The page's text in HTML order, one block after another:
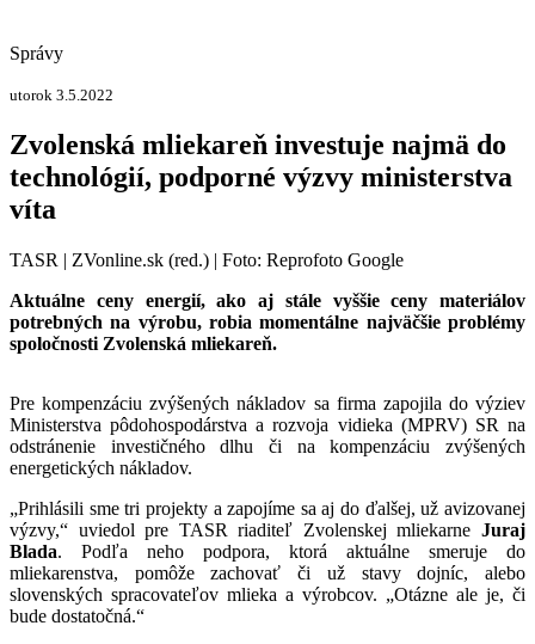
Správy
utorok 3.5.2022
Zvolenská mliekareň investuje najmä do
technológií, podporné výzvy ministerstva
víta
TASR | ZVonline.sk (red.) | Foto: Reprofoto Google
Aktuálne ceny energií, ako aj stále vyššie ceny materiálov
potrebných na výrobu, robia momentálne najväčšie problémy
spoločnosti Zvolenská mliekareň.
Pre kompenzáciu zvýšených nákladov sa firma zapojila do výziev
Ministerstva pôdohospodárstva a rozvoja vidieka (MPRV) SR na
odstránenie investičného dlhu či na kompenzáciu zvýšených
energetických nákladov.
„Prihlásili sme tri projekty a zapojíme sa aj do ďalšej, už avizovanej
výzvy,“ uviedol pre TASR riaditeľ Zvolenskej mliekarne Juraj
Blada. Podľa neho podpora, ktorá aktuálne smeruje do
mliekarenstva, pomôže zachovať či už stavy dojníc, alebo
slovenských spracovateľov mlieka a výrobcov. „Otázne ale je, či
bude dostatočná.“